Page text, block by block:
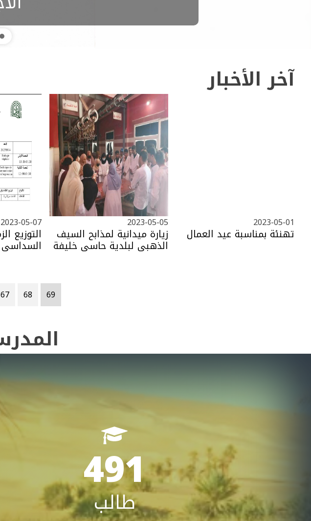
آخر الأخبار
2023-05-07
التوزيع
السداسي
2023-05-05
زيارة ميدانية لمذابح السيف
الذهبي لبلدية حاسي خليفة
2023-05-01
تهنئة بمناسبة عيد العمال
67 68 69
491
طالب